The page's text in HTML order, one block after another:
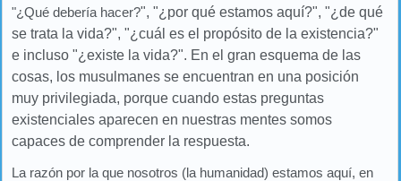
"¿Qué debería hacer?", "¿por qué estamos aquí?", "¿de qué
se trata la vida?", "¿cuál es el propósito de la existencia?"
e incluso "¿existe la vida?". En el gran esquema de las
cosas, los musulmanes se encuentran en una posición
muy privilegiada, porque cuando estas preguntas
existenciales aparecen en nuestras mentes somos
capaces de comprender la respuesta.
La razón por la que nosotros (la humanidad) estamos aquí, en